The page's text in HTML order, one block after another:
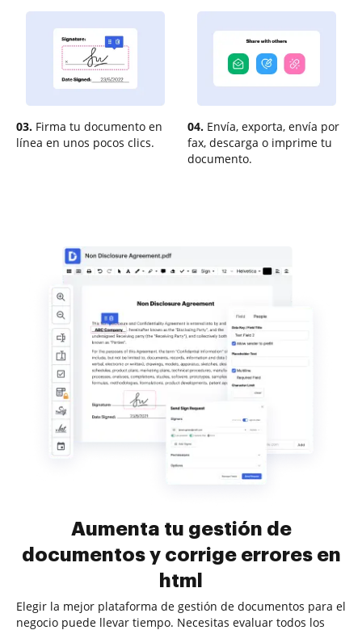
03. Firma tu documento en
línea en unos pocos clics.
04. Envía, exporta, envía por
fax, descarga o imprime tu
documento.
Aumenta tu gestión de
documentos y corrige errores en
html
Elegir la mejor plataforma de gestión de documentos para el
negocio puede llevar tiempo. Necesitas evaluar todos los